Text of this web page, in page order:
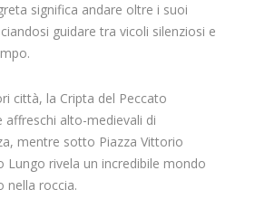
significa andare oltre i suoi
guidare tra vicoli silenziosi e
città, la Cripta del Peccato
affreschi alto-medievali di
mentre sotto Piazza Vittorio
Lungo rivela un incredibile mondo
nella roccia.